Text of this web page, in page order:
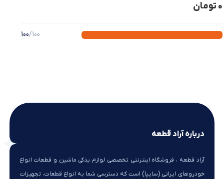
0 تومان
100/100
درباره آراد قطعه
آراد قطعه ، فروشگاه اینترنتی تخصصی لوازم یدکی ماشین و قطعات انواع
خودروهای ایرانی (سایپا) است که دسترسی شما به انواع قطعات، تجهیزات